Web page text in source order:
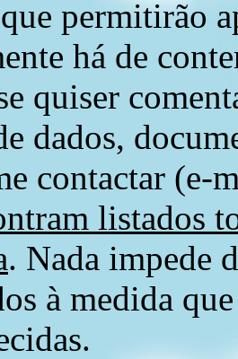
que permitirão
há de
quiser
dados,
contactar (e-
listados
. Nada impede
à medida